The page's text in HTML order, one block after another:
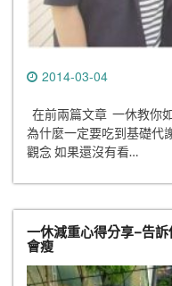
2014-03-04
在前兩篇文章 一休教你
為什麼一定要吃到基礎代
觀念 如果還沒有看…
一休減重心得分享–告
會瘦